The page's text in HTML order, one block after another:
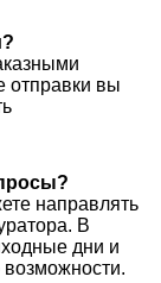
отправки вы
направлять
В
дни и
возможности.